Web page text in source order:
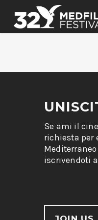
Se ami il
richiesta per
iscrivendoti